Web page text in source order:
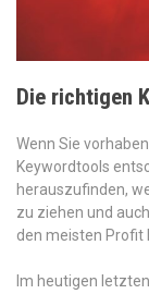
Die richtigen
Wenn Sie
Keywordtools
herauszufinden,
zu ziehen und
den meisten Profit
Im heutigen